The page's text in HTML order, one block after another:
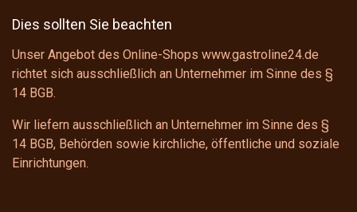
Dies sollten Sie beachten
Unser Angebot des Online-Shops www.gastroline24.de
richtet sich ausschließlich an Unternehmer im Sinne des §
14 BGB.
Wir liefern ausschließlich an Unternehmer im Sinne des §
14 BGB, Behörden sowie kirchliche, öffentliche und soziale
Einrichtungen.